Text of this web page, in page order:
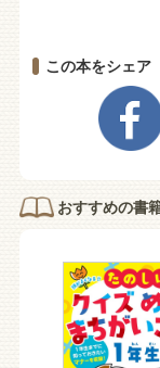
この本をシェア
おすすめの書